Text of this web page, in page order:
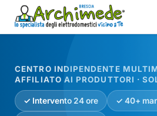
CENTRO INDIPENDENTE
AFFILIATO AI PRODUTTORI ·
✓ Intervento 24 ore ✓ 40+